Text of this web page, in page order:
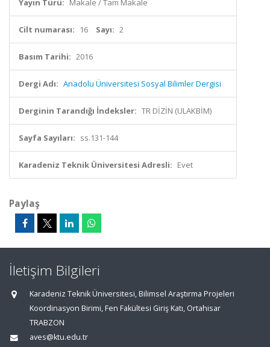
Yayın Türü: Makale / Tam Makale
Cilt numarası: 16 Sayı: 2
Basım Tarihi: 2016
Dergi Adı: Anadolu Üniversitesi Sosyal Bilimler Dergisi
Derginin Tarandığı İndeksler: TR DİZİN (ULAKBİM)
Sayfa Sayıları: ss.131-144
Karadeniz Teknik Üniversitesi Adresli: Evet
Paylaş
İletişim Bilgileri
Karadeniz Teknik Üniversitesi, Bilimsel Araştırma Projeleri
Koordinasyon Birimi, Fen Fakültesi Giriş Katı, Ortahisar
TRABZON
aves@ktu.edu.tr